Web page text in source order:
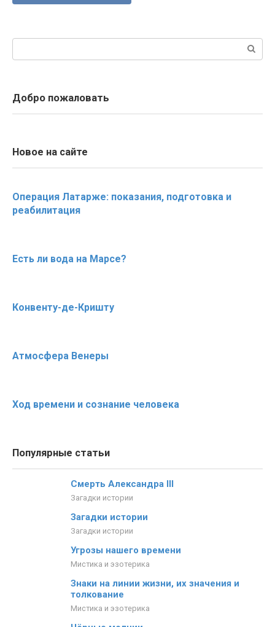
Поиск:
Добро пожаловать
Новое на сайте
Операция Латарже: показания, подготовка и
реабилитация
Есть ли вода на Марсе?
Конвенту-де-Кришту
Атмосфера Венеры
Ход времени и сознание человека
Популярные статьи
Смерть Александра III
Загадки истории
Загадки истории
Загадки истории
Угрозы нашего времени
Мистика и эзотерика
Знаки на линии жизни, их значения и
толкование
Мистика и эзотерика